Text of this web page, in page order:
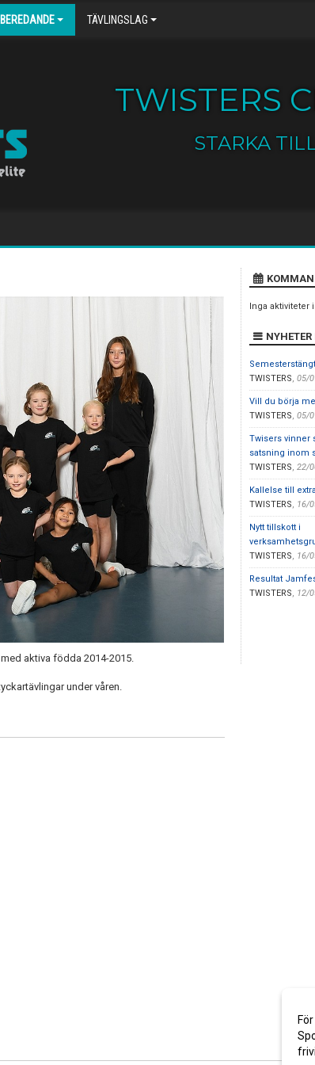
TÄVLINGSLAG
TWISTERS
STARKA
aktiva födda 2014-2015.
under våren.
Inga aktiviteter
TWISTERS, 05/
Vill du börja
TWISTERS, 05/
Twisers vinner
satsning inom
TWISTERS, 22/
Kallelse till
TWISTERS, 16/
Nytt tillskott i
TWISTERS, 16/
Resultat
TWISTERS, 12/